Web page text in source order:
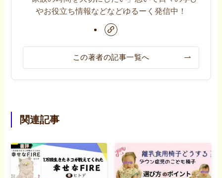
やお役立ち情報などなどゆるーく発信中！
この著者の記事一覧へ
関連記事